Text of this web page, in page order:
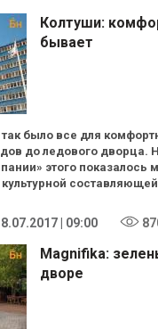
Колтуши:
бывает
было все для
до ледового дворца.
этого показалось
культурной
| 09:00
Magnifika:
дворе